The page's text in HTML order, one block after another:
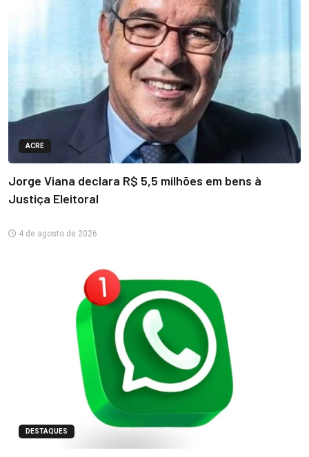
ACRE
Jorge Viana declara R$ 5,5 milhões em bens à
Justiça Eleitoral
4 de agosto de 2026
DESTAQUES